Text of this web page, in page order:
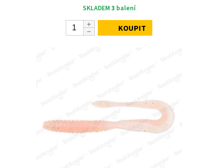
SKLADEM 3 balení
KOUPIT